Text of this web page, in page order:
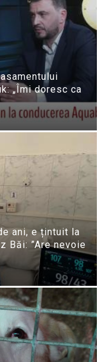
„Îmi doresc ca
ani, e țintuit la
Băi: ”Are nevoie